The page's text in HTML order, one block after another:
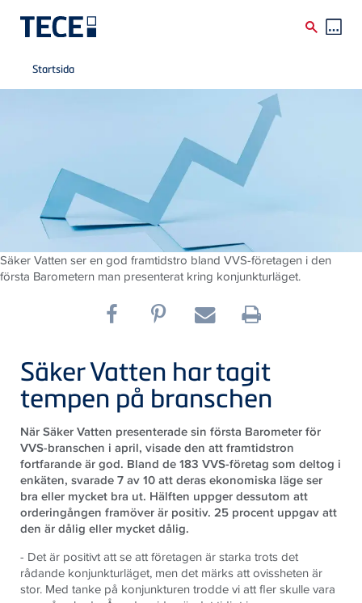
Skip to main content
Breadcrumb
Startsida
Säker Vatten ser en god framtidstro bland VVS-företagen i den
första Barometern man presenterat kring konjunkturläget.
Säker Vatten har tagit
tempen på branschen
När Säker Vatten presenterade sin första Barometer för
VVS-branschen i april, visade den att framtidstron
fortfarande är god. Bland de 183 VVS-företag som deltog i
enkäten, svarade 7 av 10 att deras ekonomiska läge ser
bra eller mycket bra ut. Hälften uppger dessutom att
orderingången framöver är positiv. 25 procent uppgav att
den är dålig eller mycket dålig.
- Det är positivt att se att företagen är starka trots det
rådande konjunkturläget, men det märks att ovissheten är
stor. Med tanke på konjunkturen trodde vi att fler skulle vara